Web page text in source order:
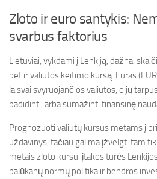
Zloto ir euro santykis:
svarbus faktorius
Lietuviai, vykdami į Lenkiją, dažnai
bet ir valiutos keitimo kursą. Euras
laisvai svyruojančios valiutos, o jų
padidinti, arba sumažinti finansinę
Prognozuoti valiutų kursus metams į
uždavinys, tačiau galima įžvelgti tam
metais zloto kursui įtakos turės
palūkanų normų politika ir bendros